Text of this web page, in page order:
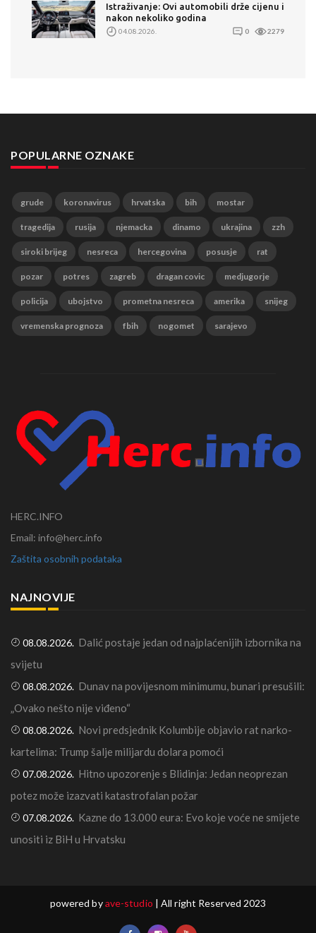
Istraživanje: Ovi automobili drže cijenu i
nakon nekoliko godina
04.08.2026. 0 2279
POPULARNE OZNAKE
grude koronavirus hrvatska bih mostar
tragedija rusija njemacka dinamo ukrajina zzh
siroki brijeg nesreca hercegovina posusje rat
pozar potres zagreb dragan covic medjugorje
policija ubojstvo prometna nesreca amerika snijeg
vremenska prognoza fbih nogomet sarajevo
HERC.INFO
Email: info@herc.info
Zaštita osobnih podataka
NAJNOVIJE
08.08.2026. Dalić postaje jedan od najplaćenijih izbornika na
svijetu
08.08.2026. Dunav na povijesnom minimumu, bunari presušili:
„Ovako nešto nije viđeno“
08.08.2026. Novi predsjednik Kolumbije objavio rat narko-
kartelima: Trump šalje milijardu dolara pomoći
07.08.2026. Hitno upozorenje s Blidinja: Jedan neoprezan
potez može izazvati katastrofalan požar
07.08.2026. Kazne do 13.000 eura: Evo koje voće ne smijete
unositi iz BiH u Hrvatsku
powered byave-studio | All right Reserved 2023